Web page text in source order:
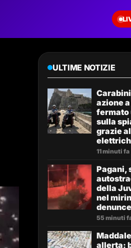
ULTIME NOTIZIE
azione
fermato
sulla
grazie
11 minuti fa
Pagani,
della
nel
55 minuti
allerta: